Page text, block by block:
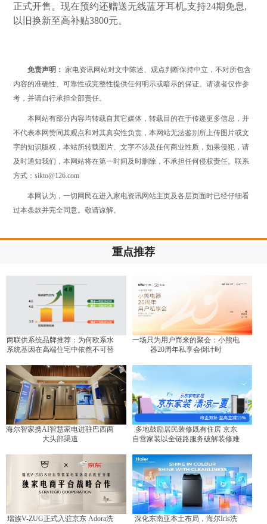
正式开售。现在预约还赠送无线蓝牙耳机,支持24期免息,
以旧换新至高补贴3800元。
免责声明： 家电资讯网站对文中陈述、观点判断保持中立，不对所包含
内容的准确性、可靠性或完整性提供任何明示或暗示的保证。请读者仅作参
考，并请自行承担全部责任。
本网站有部分内容均转载自其它媒体，转载目的在于传递更多信息，并
不代表本网赞同其观点和对其真实性负责，本网站无法鉴别所上传图片或文
字的知识版权，本站所转载图片、文字不涉及任何商业性质，如果侵犯，请
及时通知我们，本网站将在第一时间及时删除，不承担任何侵权责任。联系
方式：sikto@126.com
本网认为，一切网民在进入家电资讯网站主页及各层页面时已经仔细看
过本条款并完全同意。敬请谅解。
重点推荐
两联供系统品牌推荐：为何欧系水
系统基因在高端住宅中依然不可替
一场只为用户而来的聚会：小熊电
器20周年私享会倒计时
海尔智家携AI智慧家电进驻巴西两
大头部渠道
多地鼓励居民装修既有住房 京东
自营家装以全链路服务破解装修难
瑞族V-ZUG正式入驻京东 Adora洗 深化东南亚本土布局，海尔Iris洗